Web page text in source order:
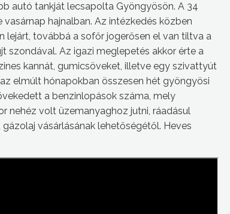
autó tankját lecsapolta Gyöngyösön. A 34
hajnalban. Az intézkedés közben
lejárt, továbbá a sofőr jogerősen el van tiltva a
szondával. Az igazi meglepetés akkor érte a
kannát, gumicsöveket, illetve egy szivattyút
elmúlt hónapokban összesen hét gyöngyösi
a benzinlopások száma, mely
nehéz volt üzemanyaghoz jutni, ráadásul
vásárlásának lehetőségétől. Heves